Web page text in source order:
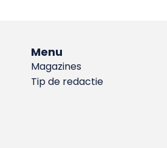
Menu
Magazines
Tip de redactie